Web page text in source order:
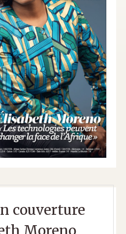
couverture
Moreno